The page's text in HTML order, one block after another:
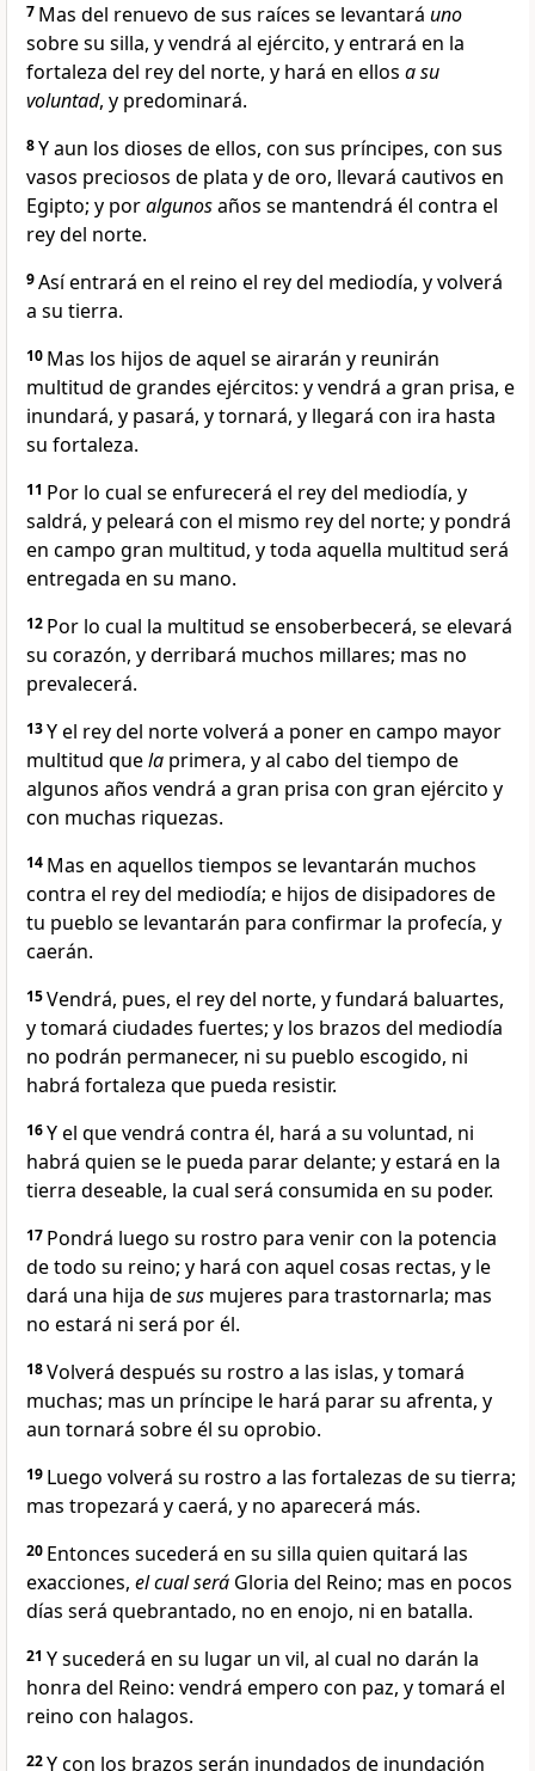
7 Mas del renuevo de sus raíces se levantará uno
sobre su silla, y vendrá al ejército, y entrará en la
fortaleza del rey del norte, y hará en ellos a su
voluntad, y predominará.
8Y aun los dioses de ellos, con sus príncipes, con sus
vasos preciosos de plata y de oro, llevará cautivos en
Egipto; y poralgunosaños se mantendrá él contra el
rey del norte.
9Así entrará en el reino el rey del mediodía, y volverá
a su tierra.
10 Mas los hijos de aquel se airarán y reunirán
multitud de grandes ejércitos: y vendrá a gran prisa, e
inundará, y pasará, y tornará, y llegará con ira hasta
su fortaleza.
11 Por lo cual se enfurecerá el rey del mediodía, y
saldrá, y peleará con el mismo rey del norte; y pondrá
en campo gran multitud, y toda aquella multitud será
entregada en su mano.
12 Por lo cual la multitud se ensoberbecerá, se elevará
su corazón, y derribará muchos millares; mas no
prevalecerá.
13Y el rey del norte volverá a poner en campo mayor
multitud quela primera, y al cabo del tiempo de
algunos años vendrá a gran prisa con gran ejército y
con muchas riquezas.
14 Mas en aquellos tiempos se levantarán muchos
contra el rey del mediodía; e hijos de disipadores de
tu pueblo se levantarán para confirmar la profecía, y
caerán.
15Vendrá, pues, el rey del norte, y fundará baluartes,
y tomará ciudades fuertes; y los brazos del mediodía
no podrán permanecer, ni su pueblo escogido, ni
habrá fortaleza que pueda resistir.
16Y el que vendrá contra él, hará a su voluntad, ni
habrá quien se le pueda parar delante; y estará en la
tierra deseable, la cual será consumida en su poder.
17 Pondrá luego su rostro para venir con la potencia
de todo su reino; y hará con aquel cosas rectas, y le
dará una hija desus mujeres para trastornarla; mas
no estará ni será por él.
18Volverá después su rostro a las islas, y tomará
muchas; mas un príncipe le hará parar su afrenta, y
aun tornará sobre él su oprobio.
19 Luego volverá su rostro a las fortalezas de su tierra;
mas tropezará y caerá, y no aparecerá más.
20 Entonces sucederá en su silla quien quitará las
exacciones, el cual será Gloria del Reino; mas en pocos
días será quebrantado, no en enojo, ni en batalla.
21 Y sucederá en su lugar un vil, al cual no darán la
honra del Reino: vendrá empero con paz, y tomará el
reino con halagos.
22Y con los brazos serán inundados de inundación